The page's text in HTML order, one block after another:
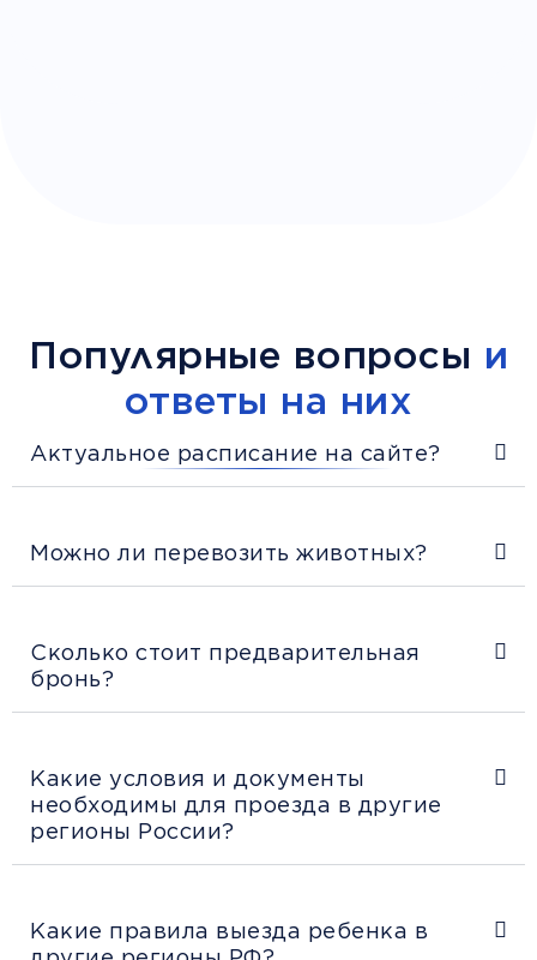
Популярные вопросы и
ответы на них
Актуальное расписание на сайте?
Можно ли перевозить животных?
Сколько стоит предварительная
бронь?
Какие условия и документы
необходимы для проезда в другие
регионы России?
Какие правила выезда ребенка в